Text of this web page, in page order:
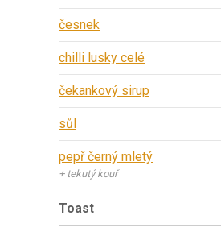
česnek
chilli lusky celé
čekankový sirup
sůl
pepř černý mletý
+ tekutý kouř
Toast